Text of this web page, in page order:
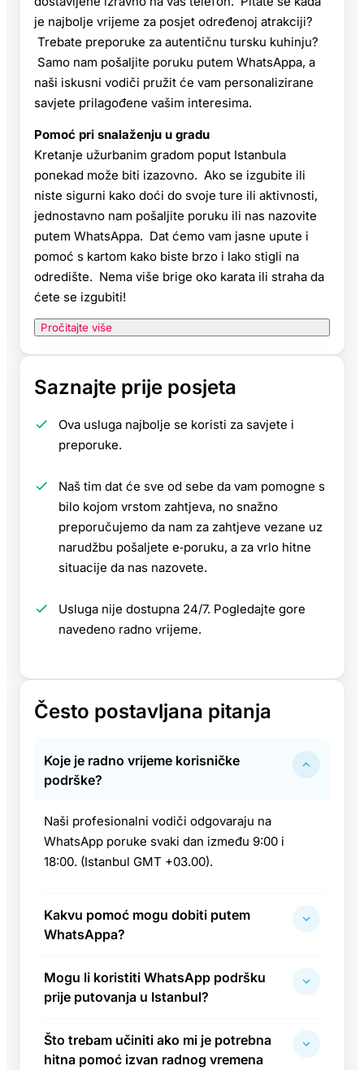
je najbolje vrijeme za posjet određenoj atrakciji?
Trebate preporuke za autentičnu tursku kuhinju?
Samo nam pošaljite poruku putem WhatsAppa, a
naši iskusni vodiči pružit će vam personalizirane
savjete prilagođene vašim interesima.
Pomoć pri snalaženju u gradu
Kretanje užurbanim gradom poput Istanbula
ponekad može biti izazovno. Ako se izgubite ili
niste sigurni kako doći do svoje ture ili aktivnosti,
jednostavno nam pošaljite poruku ili nas nazovite
putem WhatsAppa. Dat ćemo vam jasne upute i
pomoć s kartom kako biste brzo i lako stigli na
odredište. Nema više brige oko karata ili straha da
ćete se izgubiti!
Pročitajte više
Saznajte prije posjeta
Ova usluga najbolje se koristi za savjete i
preporuke.
Naš tim dat će sve od sebe da vam pomogne s
bilo kojom vrstom zahtjeva, no snažno
preporučujemo da nam za zahtjeve vezane uz
narudžbu pošaljete e‑poruku, a za vrlo hitne
situacije da nas nazovete.
Usluga nije dostupna 24/7. Pogledajte gore
navedeno radno vrijeme.
Često postavljana pitanja
Koje je radno vrijeme korisničke
podrške?
Naši profesionalni vodiči odgovaraju na
WhatsApp poruke svaki dan između 9:00 i
18:00. (Istanbul GMT +03.00).
Kakvu pomoć mogu dobiti putem
WhatsAppa?
Mogu li koristiti WhatsApp podršku
prije putovanja u Istanbul?
Što trebam učiniti ako mi je potrebna
hitna pomoć izvan radnog vremena